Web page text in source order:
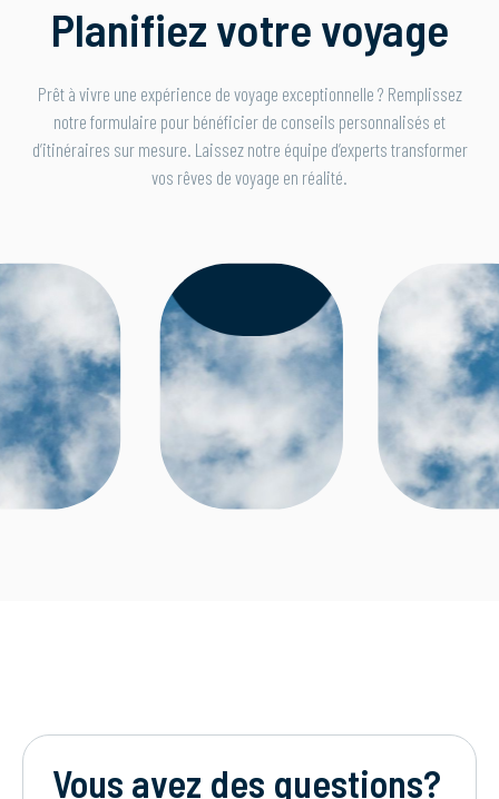
Planifiez votre voyage
Prêt à vivre une expérience de voyage exceptionnelle ? Remplissez
notre formulaire pour bénéficier de conseils personnalisés et
d’itinéraires sur mesure. Laissez notre équipe d’experts transformer
vos rêves de voyage en réalité.
Remplir le
formulaire
Vous avez des questions?